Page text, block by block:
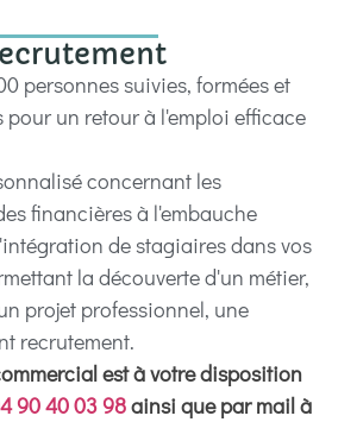
personnes suivies, formées et
pour un retour à l'emploi efficace
concernant les
financières à l'embauche
de stagiaires dans vos
la découverte d'un métier,
projet professionnel, une
recrutement.
est à votre disposition
90 40 03 98ainsi que par mail à